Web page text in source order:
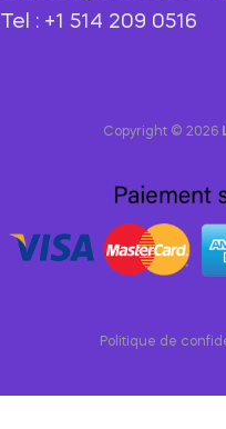
Tel : +1 514 209 0516
Copyright © 2026
Politique de